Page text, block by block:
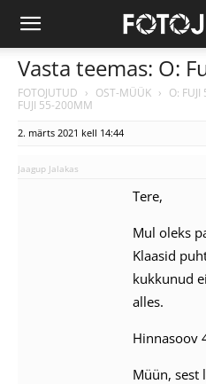
Vasta teemas: O:
FOTOJUTUD › OST-MÜÜK › O:
FUJI 55-200MM
2. märts 2021 kell 14:44
Jaagup Jalakas
Tere,
Mul oleks
Klaasid
kukkunud
alles.
Hinnasoov
Müün, sest